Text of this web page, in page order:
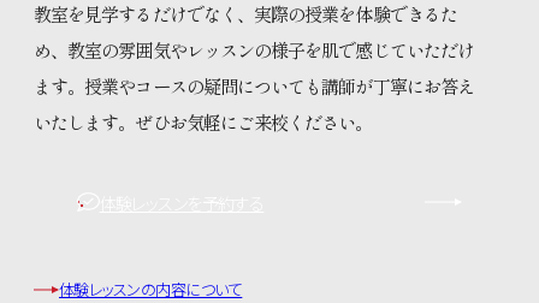
教室を見学するだけでなく、実際の授業を体験できるた
め、教室の雰囲気やレッスンの様子を肌で感じていただけ
ます。授業やコースの疑問についても講師が丁寧にお答え
いたします。ぜひお気軽にご来校ください。
体験レッスンの内容について